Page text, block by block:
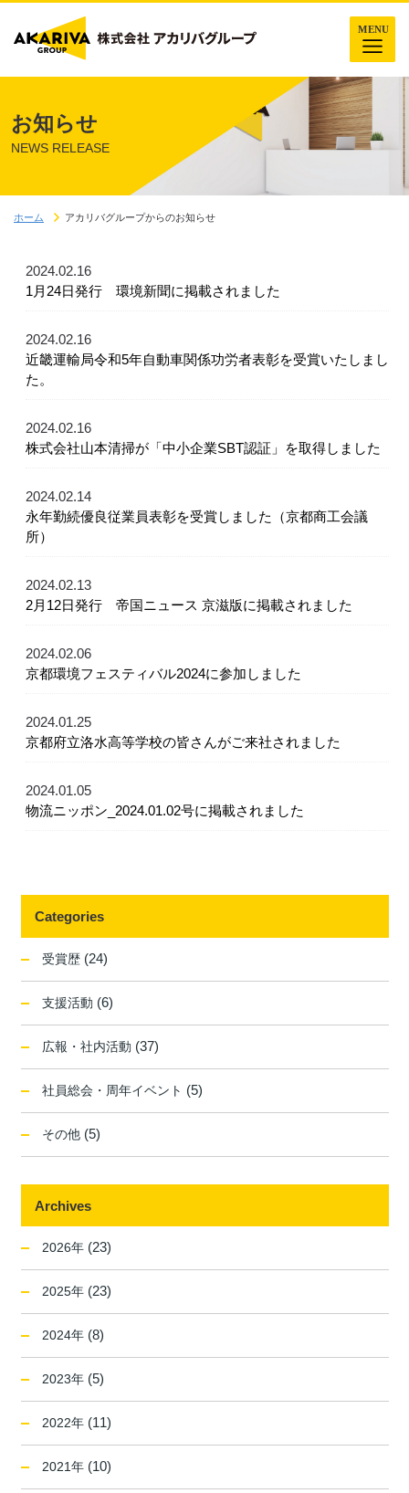
お知らせ
NEWS RELEASE
ホーム アカリバグループからのお知らせ
2024.02.16
1月24日発行 環境新聞に掲載されました
2024.02.16
近畿運輸局令和5年自動車関係功労者表彰を受賞いたしまし
た。
2024.02.16
株式会社山本清掃が「中小企業SBT認証」を取得しました
2024.02.14
永年勤続優良従業員表彰を受賞しました（京都商工会議
所）
2024.02.13
2月12日発行 帝国ニュース 京滋版に掲載されました
2024.02.06
京都環境フェスティバル2024に参加しました
2024.01.25
京都府立洛水高等学校の皆さんがご来社されました
2024.01.05
物流ニッポン_2024.01.02号に掲載されました
Categories
受賞歴 (24)
支援活動 (6)
広報・社内活動 (37)
社員総会・周年イベント (5)
その他 (5)
Archives
2026年 (23)
2025年 (23)
2024年 (8)
2023年 (5)
2022年 (11)
2021年 (10)